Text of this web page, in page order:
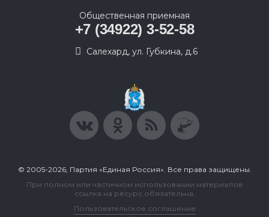
Общественная приемная
+7 (34922) 3-52-58
Салехард, ул. Губкина, д.6
© 2005-2026, Партия «Единая Россия». Все права защищены.
При полном или частичном использовании материалов
ссылка на ресурс обязательна.
Пользовательское соглашение